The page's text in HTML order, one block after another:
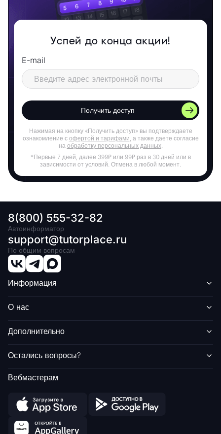
Успей до конца акции!
E-mail
Получить доступ
Нажимая на кнопку «Получить доступ» вы подтверждаете
ознакомление с офертой и тарифами , а также даете согласие
на обработку персональных данных.
*Первые 7 дней, далее 399₽ или 99₽ раз в 30 дней или в
зависимости от условий. Отмена в любой момент.
8(800) 555-32-82
Автоинформатор
support@tutorplace.ru
По общим вопросам
Информация
О нас
Дополнительно
Остались вопросы?
Вебмастерам